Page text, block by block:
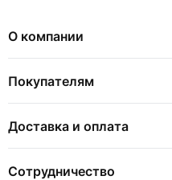
О компании
Покупателям
Доставка и оплата
Сотрудничество